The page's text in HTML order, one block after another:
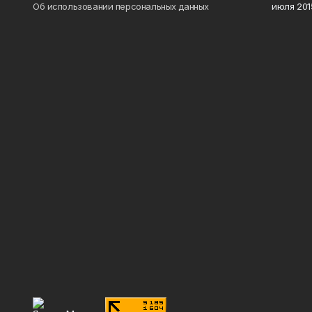
Об использовании персональных данных
июля